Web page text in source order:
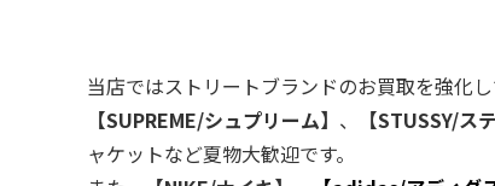
当店ではストリートブランドのお買取を強化し
【SUPREME/シュプリーム】 、 【STUSSY/ス
ャケットなど夏物大歓迎です。